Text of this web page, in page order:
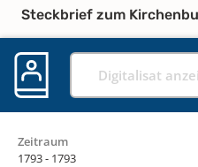
Steckbrief zum
Digitalisat
Zeitraum
1793 - 1793